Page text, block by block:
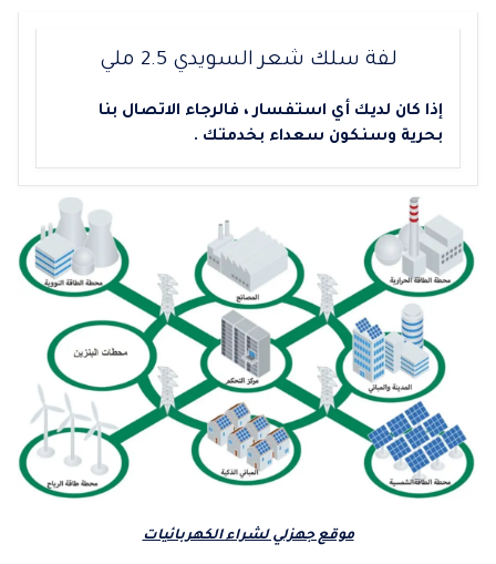
لفة سلك شعر السويدي 2.5 ملي
إذا كان لديك أي استفسار ، فالرجاء الاتصال بنا
بحرية وسنكون سعداء بخدمتك .
موقع جهزلي لشراء الكهربائيات